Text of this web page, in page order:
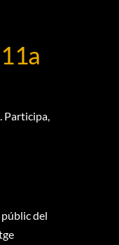
Participa,
públic del